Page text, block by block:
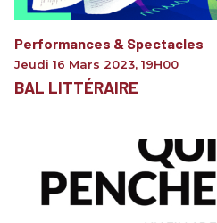
Performances & Spectacles
Jeudi 16 Mars 2023, 19H00
BAL LITTÉRAIRE